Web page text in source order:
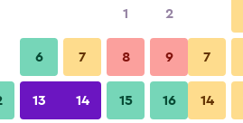
de precio por noche
Total noche
1 2
6 7 8 9
13 14 15 16
7
14